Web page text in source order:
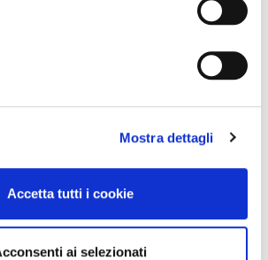
Mostra dettagli
Accetta tutti i cookie
ai selezionati
et maintenant le produit
la réponse à ma question,
question spécifique?